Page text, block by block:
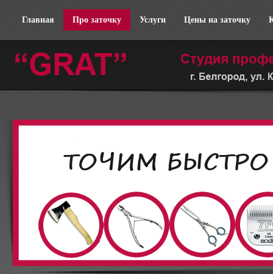
Главная Про заточку Услуги Цены на заточку